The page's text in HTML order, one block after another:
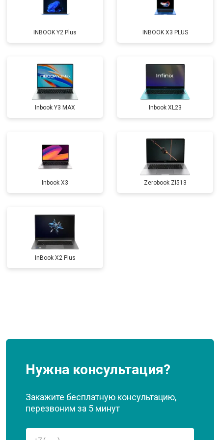
Замена оперативной памяти от 1100 ₽ Заказать
Прошивка BIOS от 1500 ₽ Заказать
Ремонт петель от 3990 ₽
INBOOK Y2 Plus INBOOK X3 PLUS
Inbook Y3 MAX Inbook XL23
Inbook X3 Zerobook Zl513
InBook X2 Plus
Нужна консультация?
Закажите бесплатную консультацию,
перезвоним за 5 минут